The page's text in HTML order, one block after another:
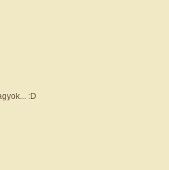
:D